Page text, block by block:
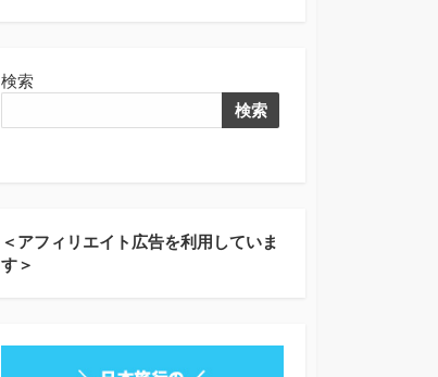
検索
検索
＜アフィリエイト広告を利用していま
す＞